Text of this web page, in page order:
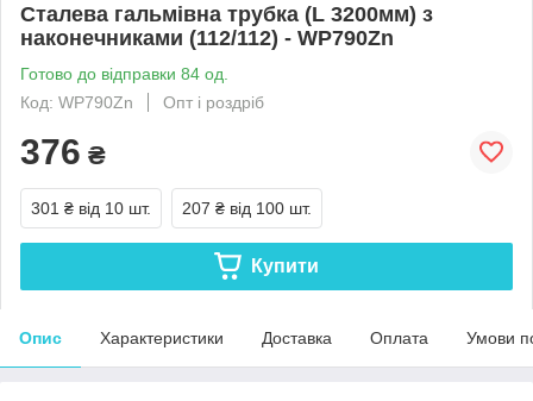
Сталева гальмівна трубка (L 3200мм) з
наконечниками (112/112) - WP790Zn
Готово до відправки 84 од.
Код: WP790Zn
Опт і роздріб
376 ₴
301 ₴ від 10 шт. 207 ₴ від 100 шт.
Купити
Опис Характеристики Доставка Оплата Умови